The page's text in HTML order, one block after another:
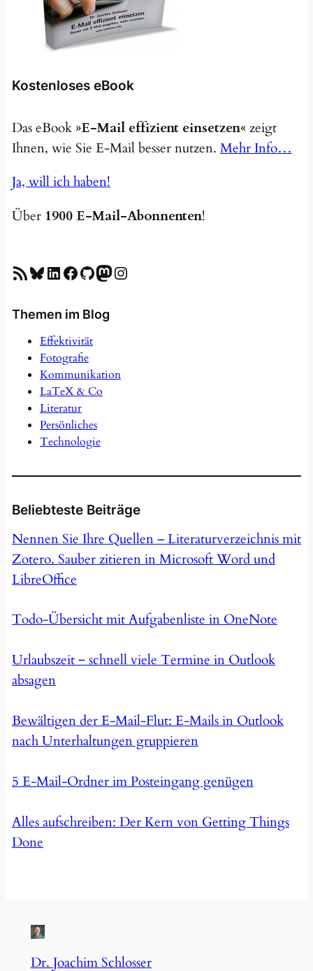
Kostenloses eBook
Das eBook »E-Mail effizient einsetzen«zeigt
Ihnen, wie Sie E-Mail besser nutzen. Mehr Info…
Ja, will ich haben!
Über 1900 E-Mail-Abonnenten!
RSS-Feed Bluesky LinkedIn Facebook GitHub Mastodon Instagram
Themen im Blog
Effektivität
Fotografie
Kommunikation
LaTeX & Co
Literatur
Persönliches
Technologie
Beliebteste Beiträge
Nennen Sie Ihre Quellen – Literaturverzeichnis mit
Zotero. Sauber zitieren in Microsoft Word und
LibreOffice
Todo-Übersicht mit Aufgabenliste in OneNote
Urlaubszeit ‒ schnell viele Termine in Outlook
absagen
Bewältigen der E-Mail-Flut: E-Mails in Outlook
nach Unterhaltungen gruppieren
5 E-Mail-Ordner im Posteingang genügen
Alles aufschreiben: Der Kern von Getting Things
Done
Dr. Joachim Schlosser